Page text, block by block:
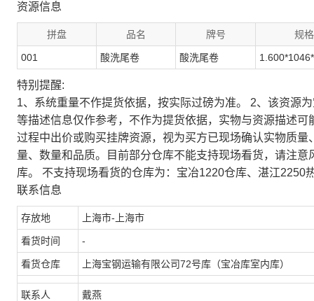
资源信息
拼盘 品名 牌号 规格
001 酸洗尾卷 酸洗尾卷
特别提醒:
1、系统重量不作提货依据，按实际过磅为准。 2、该资源
等描述信息仅作参考，不作为提货依据，实物与资源描述
过程中出价或购买挂牌资源，视为买方已现场确认实物质
量、数量和品质。目前部分仓库不能支持现场看货，请注
库。 不支持现场看货的仓库为：宝冶1220仓库、湛江2250
联系信息
存放地 上海市-上海市
看货时间 -
看货仓库 上海宝钢运输有限公司72号库（宝冶库室内库）
联系人 戴燕